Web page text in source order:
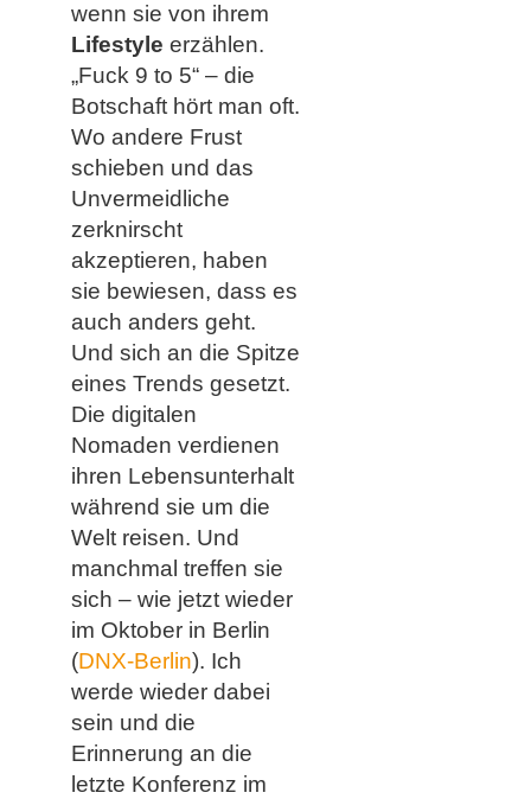
wenn sie von ihrem
Lifestyle erzählen.
„Fuck 9 to 5“ – die
Botschaft hört man oft.
Wo andere Frust
schieben und das
Unvermeidliche
zerknirscht
akzeptieren, haben
sie bewiesen, dass es
auch anders geht.
Und sich an die Spitze
eines Trends gesetzt.
Die digitalen
Nomaden verdienen
ihren Lebensunterhalt
während sie um die
Welt reisen. Und
manchmal treffen sie
sich – wie jetzt wieder
im Oktober in Berlin
(DNX-Berlin). Ich
werde wieder dabei
sein und die
Erinnerung an die
letzte Konferenz im